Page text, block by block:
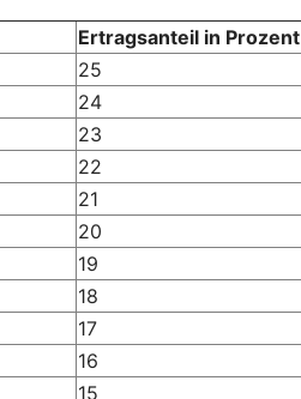
Ertragsanteil in Prozent
25
24
23
22
21
20
19
18
17
16
15